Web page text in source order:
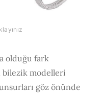
olduğu fark
bilezik modelleri
göz önünde